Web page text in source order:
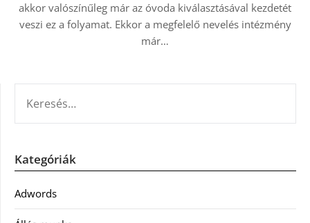
akkor valószínűleg már az óvoda kiválasztásával kezdetét
veszi ez a folyamat. Ekkor a megfelelő nevelés intézmény
már…
Kategóriák
Adwords